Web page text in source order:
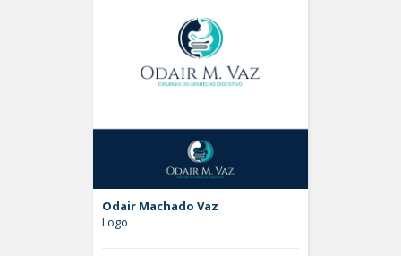
Odair Machado Vaz
Logo